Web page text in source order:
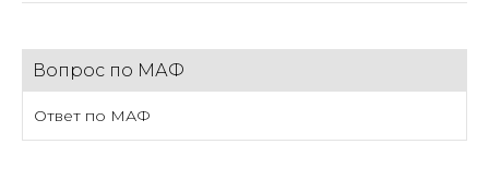
Вопрос по МАФ
Ответ по МАФ